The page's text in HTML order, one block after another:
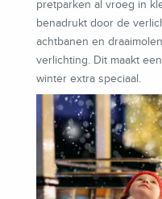
pretparken al vroeg in
benadrukt door de
achtbanen en
verlichting. Dit maakt
winter extra speciaal.